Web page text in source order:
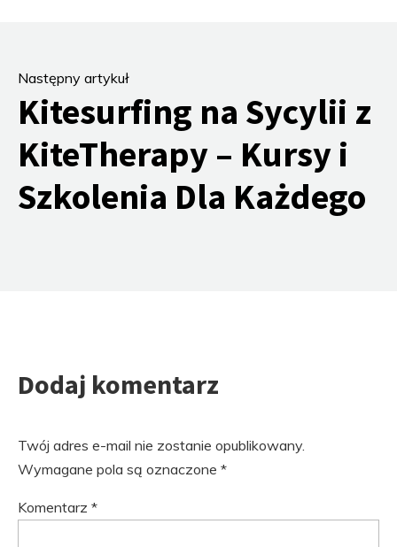
Następny artykuł
Kitesurfing na Sycylii z
KiteTherapy – Kursy i
Szkolenia Dla Każdego
Dodaj komentarz
Twój adres e-mail nie zostanie opublikowany.
Wymagane pola są oznaczone *
Komentarz *